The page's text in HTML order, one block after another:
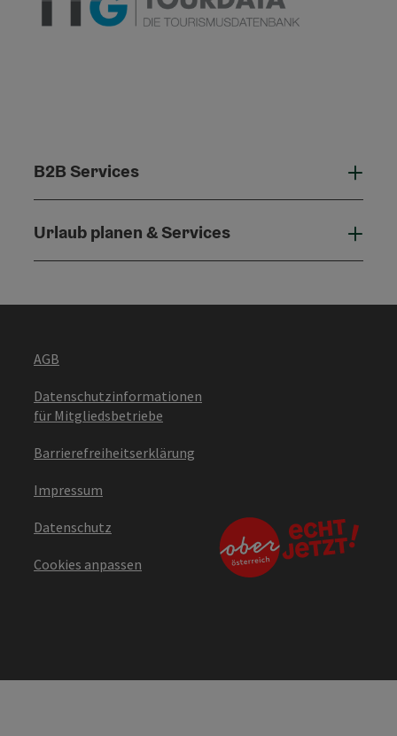
B2B Services
Urlaub planen & Services
AGB
Datenschutzinformationen
für Mitgliedsbetriebe
Barrierefreiheitserklärung
Impressum
Datenschutz
Cookies anpassen